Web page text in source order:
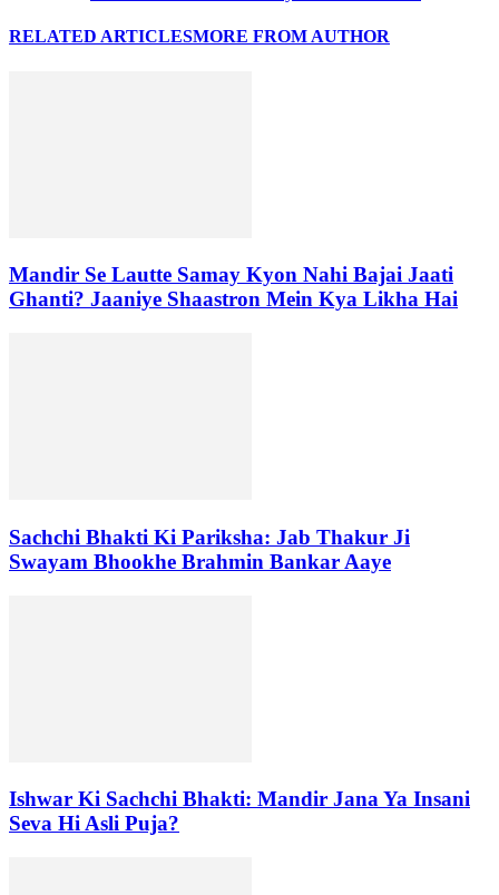
RELATED ARTICLESMORE FROM AUTHOR
Mandir Se Lautte Samay Kyon Nahi Bajai Jaati
Ghanti? Jaaniye Shaastron Mein Kya Likha Hai
Sachchi Bhakti Ki Pariksha: Jab Thakur Ji
Swayam Bhookhe Brahmin Bankar Aaye
Ishwar Ki Sachchi Bhakti: Mandir Jana Ya Insani
Seva Hi Asli Puja?